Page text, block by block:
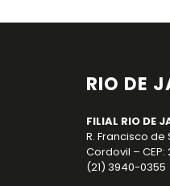
RIO DE
FILIAL RIO DE
R. Francisco de
Cordovil – CEP:
(21) 3940-0355